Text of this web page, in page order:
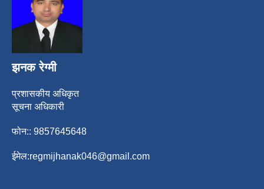
झनक रेग्मी
प्रशासकीय अधिकृत
सूचना अधिकारी
फोन:: 9857645648
ईमेल:regmijhanak046@gmail.com